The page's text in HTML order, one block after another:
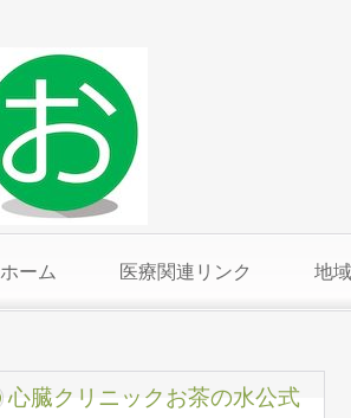
ホーム 医療関連リンク 地
心臓クリニックお茶の水公式